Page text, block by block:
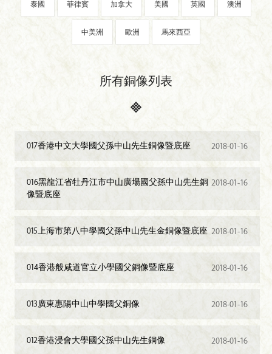
泰國 菲律賓 加拿大 美國 英國 澳洲
中美洲 歐洲 馬來西亞
所有銅像列表
2018-01-16
017香港中文大學國父孫中山先生銅像暨底座
2018-01-16
016黑龍江省牡丹江市中山廣場國父孫中山先生銅
像暨底座
2018-01-16
015上海市第八中學國父孫中山先生金銅像暨底座
2018-01-16
014香港般咸道官立小學國父銅像暨底座
2018-01-16
013廣東惠陽中山中學國父銅像
2018-01-16
012香港浸會大學國父孫中山先生銅像